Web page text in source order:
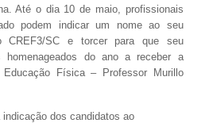
Até o dia 10 de maio, profissionais
podem indicar um nome ao seu
CREF3/SC e torcer para que seu
homenageados do ano a receber a
Física – Professor Murillo
dos candidatos ao